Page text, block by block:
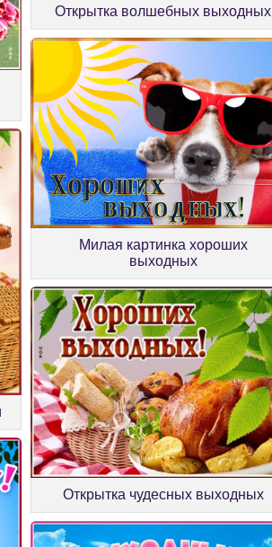
Открытка волшебных выходных
Милая картинка хороших
выходных
Открытка чудесных выходных